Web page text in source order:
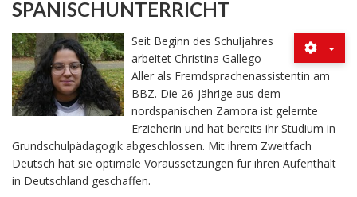
SPANISCHUNTERRICHT
Seit Beginn des Schuljahres
arbeitet Christina Gallego
Aller als Fremdsprachenassistentin am
BBZ. Die 26-jährige aus dem
nordspanischen Zamora ist gelernte
Erzieherin und hat bereits ihr Studium in
Grundschulpädagogik abgeschlossen. Mit ihrem Zweitfach
Deutsch hat sie optimale Voraussetzungen für ihren Aufenthalt
in Deutschland geschaffen.